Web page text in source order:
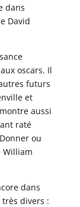
dans
David
oscars. Il
futurs
et
aussi
raté
ou
William
dans
divers :